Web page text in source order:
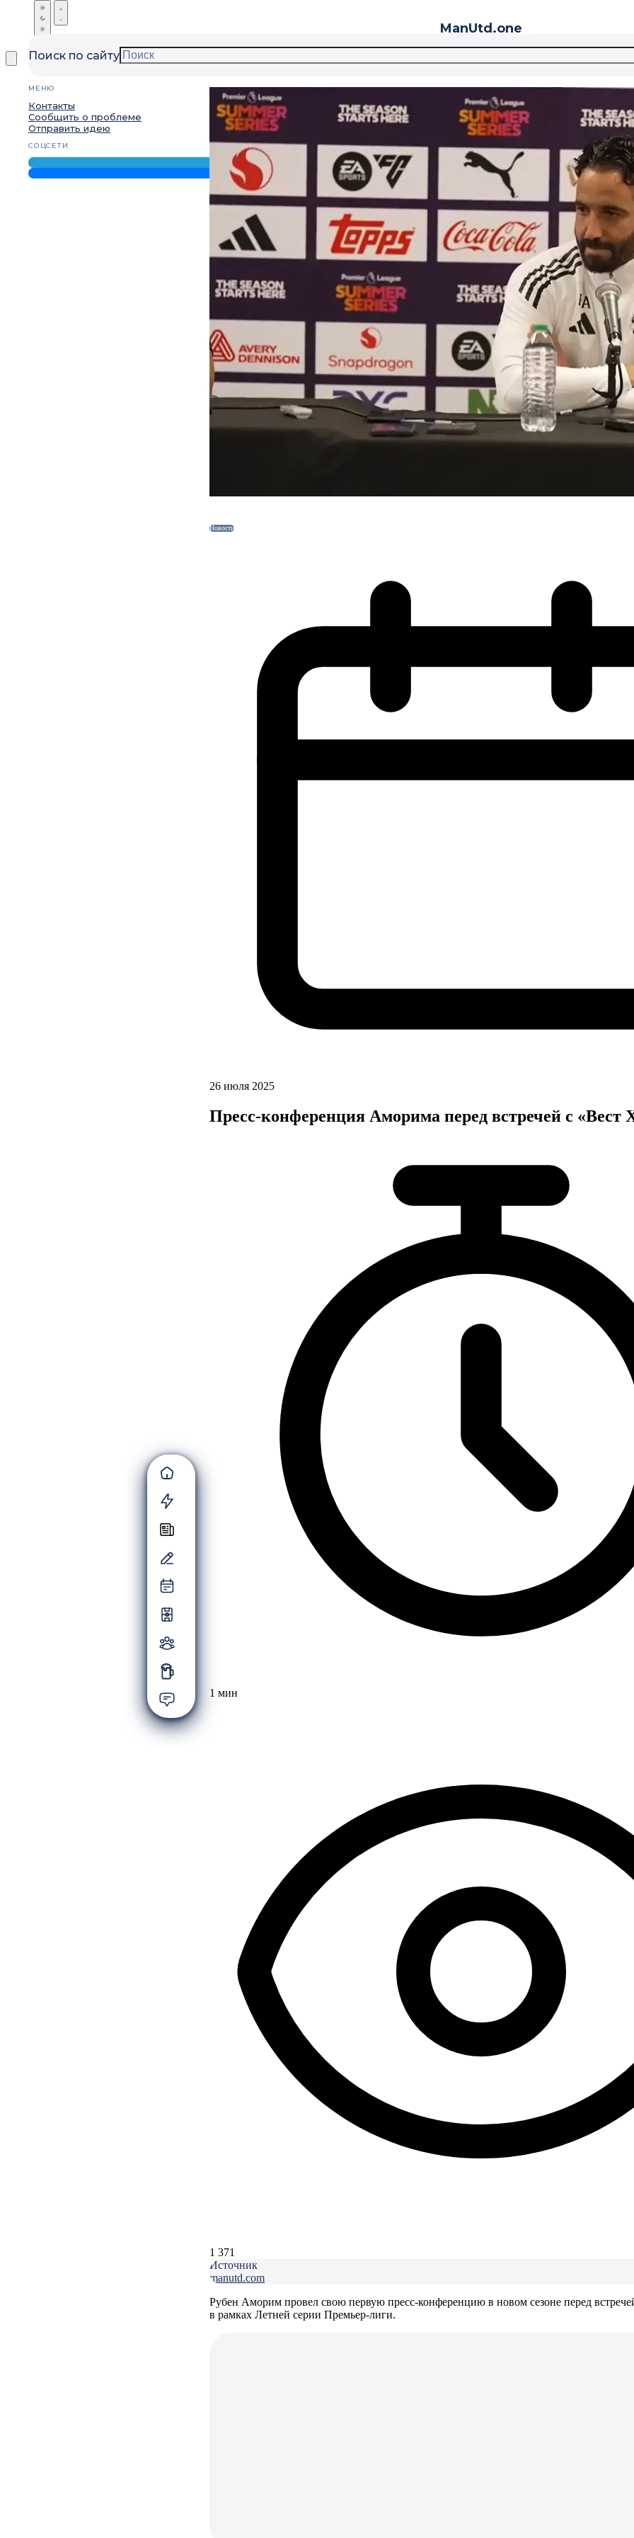
ManUtd .one
Поиск по сайту
МЕНЮ
Контакты
Сообщить о проблеме
Отправить идею
СОЦСЕТИ
Telegram
VK
Новости
26 июля 2025
Пресс-конференция Аморима перед встречей с «Вест
1 мин
1 371
Источник
manutd.com
Рубен Аморим провел свою первую пресс-конференцию в новом сезоне перед
в рамках Летней серии Премьер-лиги.